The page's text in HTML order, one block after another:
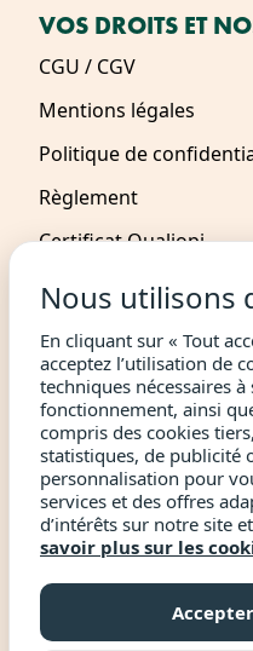
VOS DROITS ET
CGU / CGV
Mentions légales
Politique de
Règlement
Certificat Qualiopi
Devenir Partenaire
Devenir Affilié
Devenir Mentor
+33 1 76 44 03 90
Nous utilisons
En cliquant sur « Tout
acceptez l’utilisation de
techniques nécessaires à
fonctionnement, ainsi
compris des cookies
statistiques, de publicité
personnalisation pour
services et des offres
d’intérêts sur notre site
savoir plus sur les